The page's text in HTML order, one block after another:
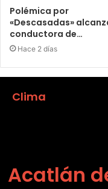
Polémica por
«Descasadas»
conductora de…
Hace 2 días
Clima
Acatlán